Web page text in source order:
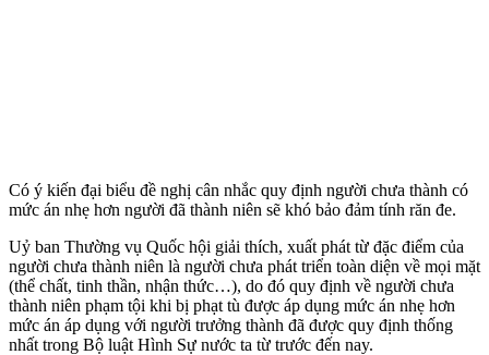
Có ý kiến đại biểu đề nghị cân nhắc quy định người chưa thành có
mức án nhẹ hơn người đã thành niên sẽ khó bảo đảm tính răn đe.
Uỷ ban Thường vụ Quốc hội giải thích, xuất phát từ đặc điểm của
người chưa thành niên là người chưa phát triển toàn diện về mọi mặt
(thể chất, tinh thần, nhận thức…), do đó quy định về người chưa
thành niên phạm tội khi bị phạt tù được áp dụng mức án nhẹ hơn
mức án áp dụng với người trưởng thành đã được quy định thống
nhất trong Bộ luật Hình Sự nước ta từ trước đến nay.